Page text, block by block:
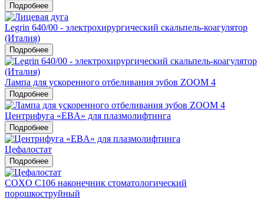
Подробнее
Legrin 640/00 - электрохирургический скальпель-коагулятор
(Италия)
Подробнее
Лампа для ускоренного отбеливания зубов ZOOM 4
Подробнее
Центрифуга «EBA» для плазмолифтинга
Подробнее
Цефалостат
Подробнее
COXO C106 наконечник стоматологический
порошкоструйный